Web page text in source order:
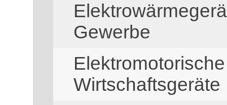
Gewerbe
Wirtschaftsgeräte